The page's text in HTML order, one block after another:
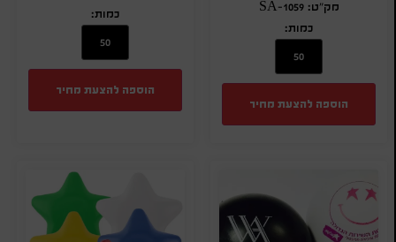
מק"ט: SA-1059
כמות:
הוספה להצעת מחיר
כמות:
הוספה להצעת מחיר